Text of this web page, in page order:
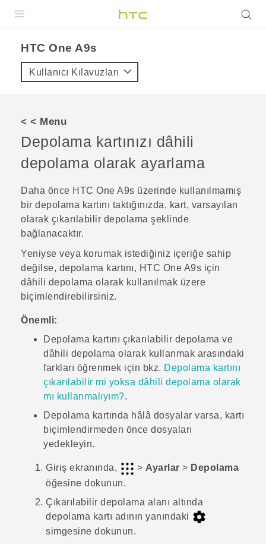
VIVE
VIVERSE
DESTEK
HTC One A9s‎
Kullanıcı Kılavuzları
< < Menu
Depolama kartınızı dâhili
depolama olarak ayarlama
Daha önce HTC One A9s üzerinde kullanılmamış
bir depolama kartını taktığınızda, kart, varsayılan
olarak çıkarılabilir depolama şeklinde
bağlanacaktır.
Yeniyse veya korumak istediğiniz içeriğe sahip
değilse, depolama kartını, HTC One A9s için
dâhili depolama olarak kullanılmak üzere
biçimlendirebilirsiniz.
Önemli:
Depolama kartını çıkarılabilir depolama ve
dâhili depolama olarak kullanmak arasındaki
farkları öğrenmek için bkz. Depolama kartını
çıkarılabilir mi yoksa dâhili depolama olarak
mı kullanmalıyım?.
Depolama kartında hâlâ dosyalar varsa, kartı
biçimlendirmeden önce dosyaları
yedekleyin.
Giriş ekranında, > Ayarlar > Depolama
öğesine dokunun.
Çıkarılabilir depolama alanı altında
depolama kartı adının yanındaki
simgesine dokunun.